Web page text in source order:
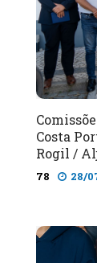
Costa
Rogil /
78 28/